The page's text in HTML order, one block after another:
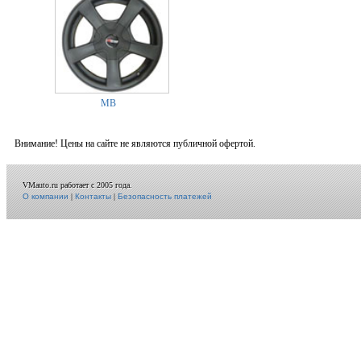
MB
Внимание! Цены на сайте не являются публичной офертой.
VMauto.ru работает с 2005 года.
О компании|Контакты|Безопасность платежей